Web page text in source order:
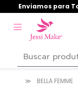
Enviamos para
BELLA FEMME